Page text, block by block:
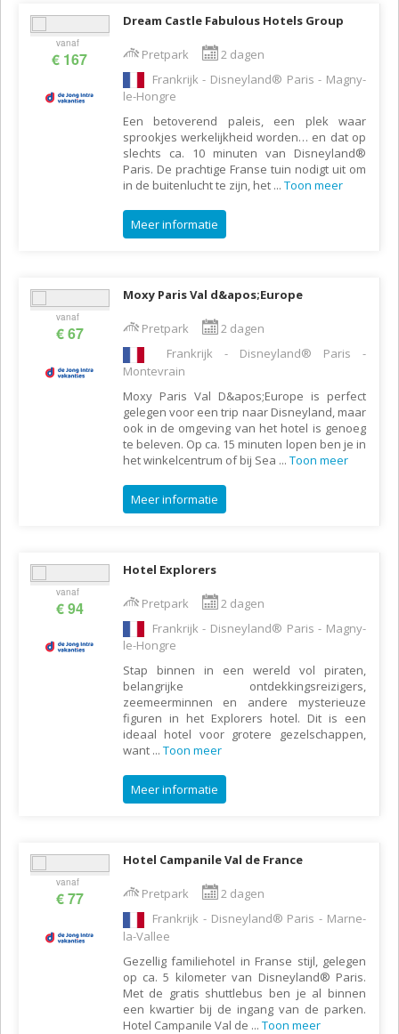
vanaf
€ 167
Dream Castle Fabulous Hotels Group
Pretpark
2 dagen
Frankrijk - Disneyland® Paris - Magny-
le-Hongre
Een betoverend paleis, een plek waar
sprookjes werkelijkheid worden… en dat op
slechts ca. 10 minuten van Disneyland®
Paris. De prachtige Franse tuin nodigt uit om
in de buitenlucht te zijn, het ... Toon meer
Meer informatie
vanaf
€ 67
Moxy Paris Val d&apos;Europe
Pretpark
2 dagen
Frankrijk - Disneyland® Paris -
Montevrain
Moxy Paris Val D&apos;Europe is perfect
gelegen voor een trip naar Disneyland, maar
ook in de omgeving van het hotel is genoeg
te beleven. Op ca. 15 minuten lopen ben je in
het winkelcentrum of bij Sea ... Toon meer
Meer informatie
vanaf
€ 94
Hotel Explorers
Pretpark
2 dagen
Frankrijk - Disneyland® Paris - Magny-
le-Hongre
Stap binnen in een wereld vol piraten,
belangrijke ontdekkingsreizigers,
zeemeerminnen en andere mysterieuze
figuren in het Explorers hotel. Dit is een
ideaal hotel voor grotere gezelschappen,
want ... Toon meer
Meer informatie
vanaf
€ 77
Hotel Campanile Val de France
Pretpark
2 dagen
Frankrijk - Disneyland® Paris - Marne-
la-Vallee
Gezellig familiehotel in Franse stijl, gelegen
op ca. 5 kilometer van Disneyland® Paris.
Met de gratis shuttlebus ben je al binnen
een kwartier bij de ingang van de parken.
Hotel Campanile Val de ... Toon meer